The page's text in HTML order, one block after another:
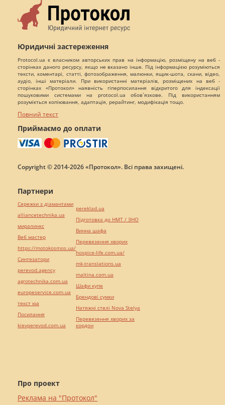
Юридичні застереження
Protocol.ua є власником авторських прав на інформацію, розміщену на веб -
сторінках даного ресурсу, якщо не вказано інше. Під інформацією розуміються
тексти, коментарі, статті, фотозображення, малюнки, ящик-шота, скани, відео,
аудіо, інші матеріали. При використанні матеріалів, розміщених на веб -
сторінках «Протокол» наявність гіперпосилання відкритого для індексації
пошуковими системами на protocol.ua обов`язкове. Під використанням
розуміється копіювання, адаптація, рерайтинг, модифікація тощо.
Повний текст
Приймаємо до оплати
Copyright © 2014-2026 «Протокол». Всі права захищені.
Про проект
Реклама на "Протокол"
Партнери
Сережки з діамантами
alliancetechnika.ua
миралинкс
Веб мастер
https://motokosmos.ua/
Синтезатори
perevod.agency
agrotechnika.com.ua
europeservice.com.ua
текст юа
Посилання
kievperevod.com.ua
pereklad.ua
Підготовка до НМТ / ЗНО
Винна шафа
Перевезення хворих
hospice-life.com.ua/
mk-translations.ua
maltina.com.ua
Шафи купе
Брендові сумки
Натяжні стелі Nova Stelya
Перевезення хворих за
кордон